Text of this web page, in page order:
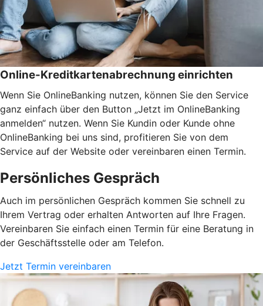
Online-Kreditkartenabrechnung einrichten
Wenn Sie OnlineBanking nutzen, können Sie den Service
ganz einfach über den Button „Jetzt im OnlineBanking
anmelden“ nutzen. Wenn Sie Kundin oder Kunde ohne
OnlineBanking bei uns sind, profitieren Sie von dem
Service auf der Website oder vereinbaren einen Termin.
Persönliches Gespräch
Auch im persönlichen Gespräch kommen Sie schnell zu
Ihrem Vertrag oder erhalten Antworten auf Ihre Fragen.
Vereinbaren Sie einfach einen Termin für eine Beratung in
der Geschäftsstelle oder am Telefon.
Jetzt Termin vereinbaren